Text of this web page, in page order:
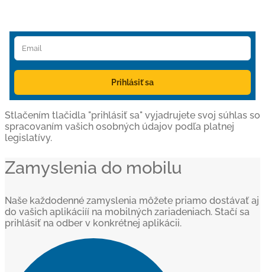
Prihlásiť sa
Stlačením tlačidla "prihlásiť sa" vyjadrujete svoj súhlas so
spracovaním vašich osobných údajov podľa platnej
legislatívy.
Zamyslenia do mobilu
Naše každodenné zamyslenia môžete priamo dostávať aj
do vašich aplikáciíí na mobilných zariadeniach. Stačí sa
prihlásiť na odber v konkrétnej aplikácii.